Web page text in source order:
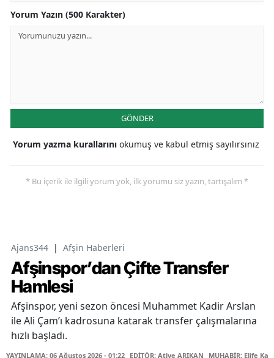
Yorum Yazın (500 Karakter)
GÖNDER
Yorum yazma kurallarını okumuş ve kabul etmiş sayılırsınız
* Bu içerik ile ilgili yorum yok, ilk yorumu siz yazın, tartışalım *
Ajans344 | Afşin Haberleri
Afşinspor’dan Çifte Transfer
Hamlesi
Afşinspor, yeni sezon öncesi Muhammet Kadir Arslan
ile Ali Çam’ı kadrosuna katarak transfer çalışmalarına
hızlı başladı.
YAYINLAMA: 06 Ağustos 2026 - 01:22 EDİTÖR: Atiye ARIKAN MUHABİR: Elife